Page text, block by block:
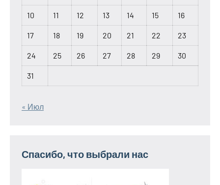
10 11 12 13 14 15 16
17 18 19 20 21 22 23
24 25 26 27 28 29 30
31
« Июл
Спасибо, что выбрали нас